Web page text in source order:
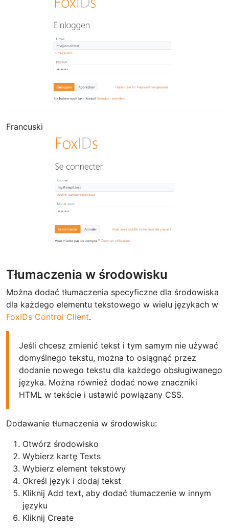
Francuski
Tłumaczenia w środowisku
Można dodać tłumaczenia specyficzne dla środowiska
dla każdego elementu tekstowego w wielu językach w
FoxIDs Control Client.
Jeśli chcesz zmienić tekst i tym samym nie używać
domyślnego tekstu, można to osiągnąć przez
dodanie nowego tekstu dla każdego obsługiwanego
języka. Można również dodać nowe znaczniki
HTML w tekście i ustawić powiązany CSS.
Dodawanie tłumaczenia w środowisku:
Otwórz środowisko
Wybierz kartę Texts
Wybierz element tekstowy
Określ język i dodaj tekst
Kliknij Add text, aby dodać tłumaczenie w innym
języku
Kliknij Create